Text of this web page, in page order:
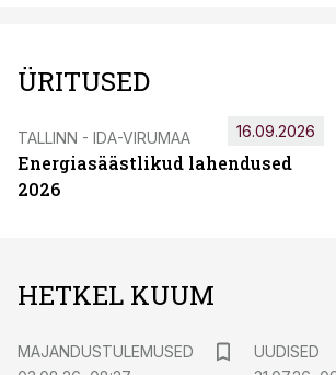
ÜRITUSED
TALLINN - IDA-VIRUMAA
Energiasäästlikud lahendused
2026
16.09.2026
HETKEL KUUM
MAJANDUSTULEMUSED
UUDISED